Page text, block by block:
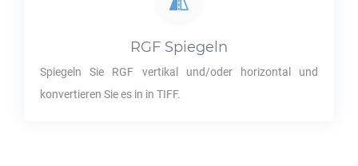
RGF Spiegeln
Spiegeln Sie RGF vertikal und/oder horizontal und
konvertieren Sie es in in TIFF.